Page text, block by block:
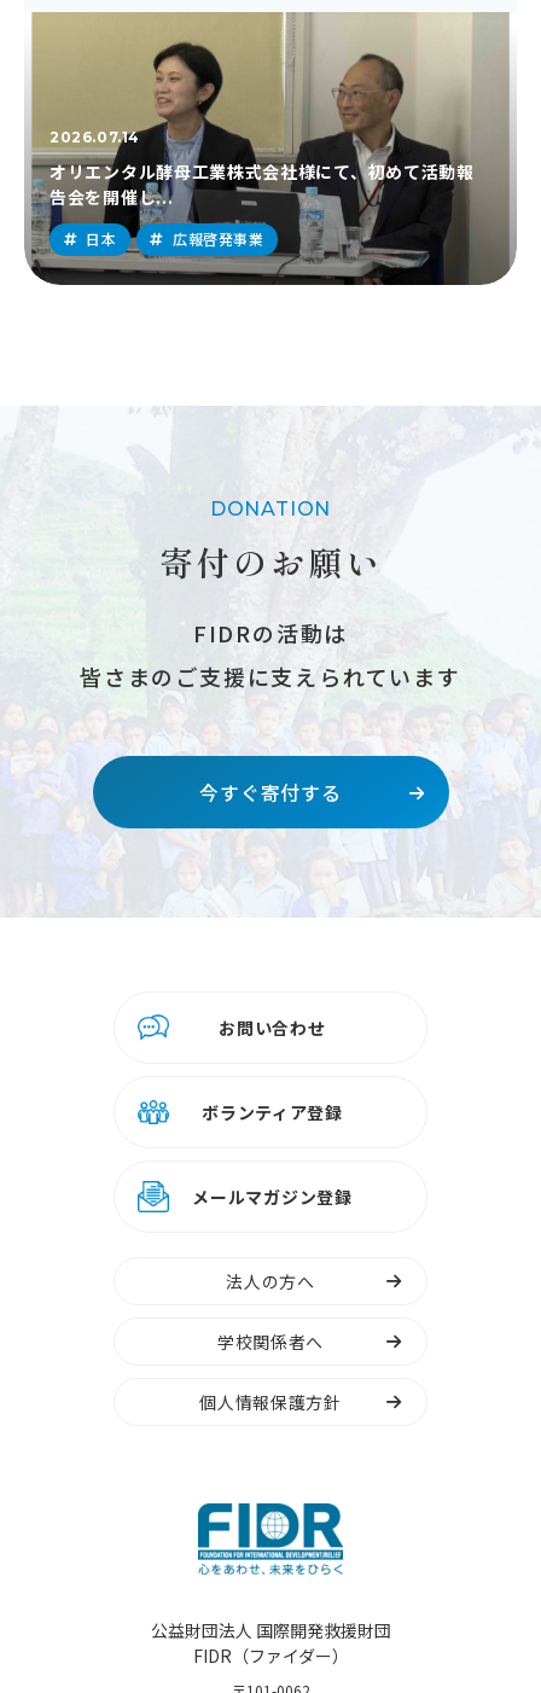
2026.07.14
オリエンタル酵母工業株式会社様にて、初めて活動報
告会を開催し...
日本 広報啓発事業
DONATION
寄付のお願い
FIDRの活動は
皆さまのご支援に支えられています
今すぐ寄付する
お問い合わせ
ボランティア登録
メールマガジン登録
法人の方へ
学校関係者へ
個人情報保護方針
公益財団法人 国際開発救援財団
FIDR（ファイダー）